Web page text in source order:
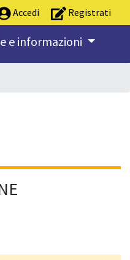
Accedi Registrati
e informazioni